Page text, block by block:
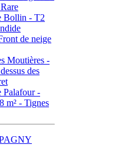
Bollin - T2
de neige
Moutières -
des
Palafour -
m² - Tignes